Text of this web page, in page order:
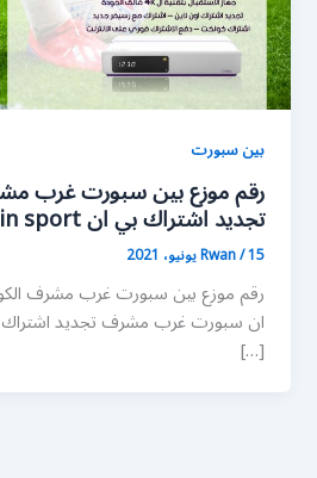
بين سبورت
تجديد اشتراك بي ان bein sport
Rwan/15 يونيو، 2021
رقم موزع بين سبورت غرب مشرف
ان سبورت غرب مشرف تجديد
[…]